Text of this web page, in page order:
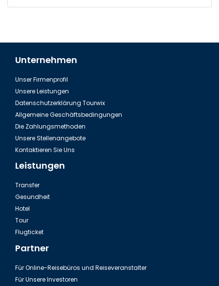
Unternehmen
Unser Firmenprofil
Unsere Leistungen
Datenschutzerklärung Tourwix
Allgemeine Geschäftsbedingungen
Die Zahlungsmethoden
Unsere Stellenangebote
Kontaktieren Sie Uns
Leistungen
Transfer
Gesundheit
Hotel
Tour
Flugticket
Partner
Für Online-Reisebüros und Reiseveranstalter
Für Unsere Investoren